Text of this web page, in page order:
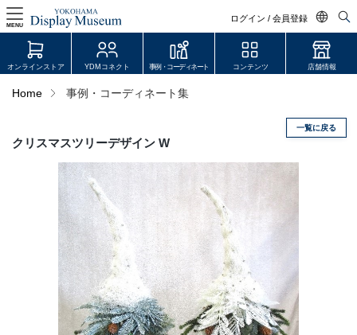
ログイン / 会員登録
日本語
MENU
オンラインストア
YDM Connect
会員登録・取引申請
オンラインストア YDMコネクト 事例・コーディネート コンテンツ 店舗情報
Home 事例・コーディネート集
一覧に戻る
クリスマスツリーデザイン W